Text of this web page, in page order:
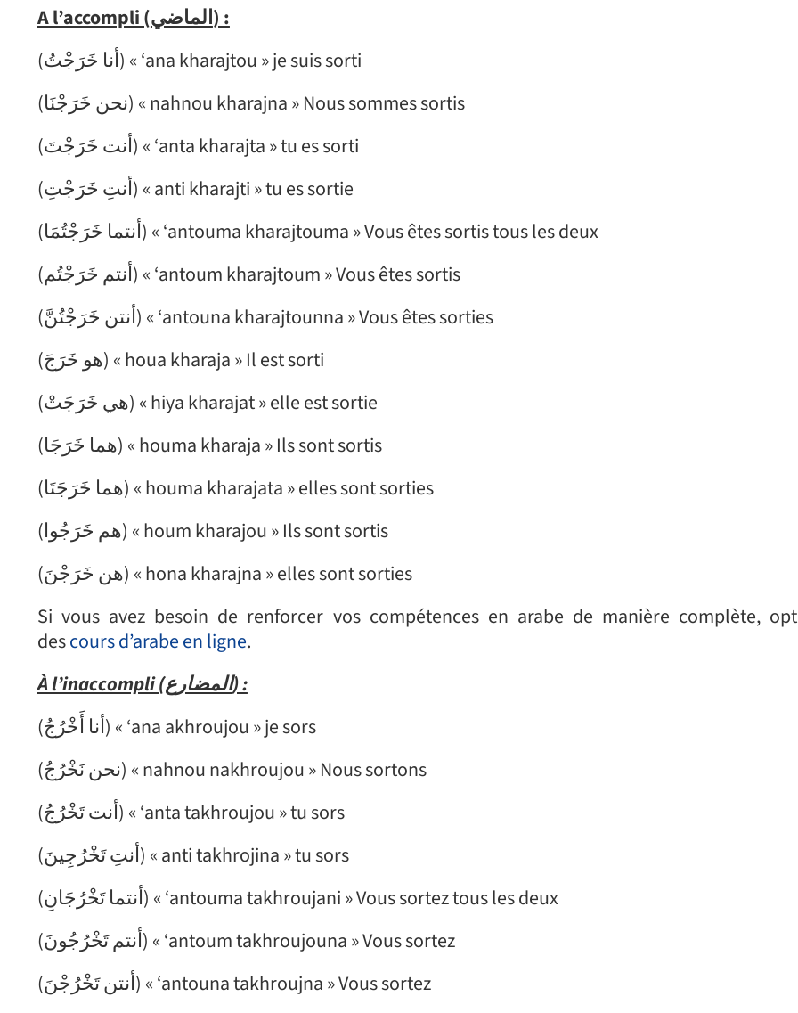
A l’accompli (الماضي) :
(أنا خَرَجْتُ) « ‘ana kharajtou » je suis sorti
(نحن خَرَجْنَا) « nahnou kharajna » Nous sommes sortis
(أنت خَرَجْتَ) « ‘anta kharajta » tu es sorti
(أنتِ خَرَجْتِ) « anti kharajti » tu es sortie
(أنتما خَرَجْتُمَا) « ‘antouma kharajtouma » Vous êtes sortis tous les deux
(أنتم خَرَجْتُم) « ‘antoum kharajtoum » Vous êtes sortis
(أنتن خَرَجْتُنَّ) « ‘antouna kharajtounna » Vous êtes sorties
(هو خَرَجَ) « houa kharaja » Il est sorti
(هي خَرَجَتْ) « hiya kharajat » elle est sortie
(هما خَرَجَا) « houma kharaja » Ils sont sortis
(هما خَرَجَتَا) « houma kharajata » elles sont sorties
(هم خَرَجُوا) « houm kharajou » Ils sont sortis
(هن خَرَجْنَ) « hona kharajna » elles sont sorties
Si vous avez besoin de renforcer vos compétences en arabe de manière complète,
descours d’arabe en ligne.
À l’inaccompli (المضارع) :
(أنا أَخْرُجُ) « ‘ana akhroujou » je sors
(نحن نَخْرُجُ) « nahnou nakhroujou » Nous sortons
(أنت تَخْرُجُ) « ‘anta takhroujou » tu sors
(أنتِ تَخْرُجِينَ) « anti takhrojina » tu sors
(أنتما تَخْرُجَانِ) « ‘antouma takhroujani » Vous sortez tous les deux
(أنتم تَخْرُجُونَ) « ‘antoum takhroujouna » Vous sortez
(أنتن تَخْرُجْنَ) « ‘antouna takhroujna » Vous sortez